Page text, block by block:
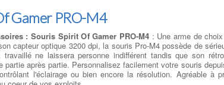
Gamer PRO-M4
: Souris Spirit Of Gamer PRO-M4: Une arme de
capteur optique 3200 dpi, la souris Pro-M4 possède de
ne laissera personne indifférent tandis que son
partie après partie. Personnalisez facilement votre souris
l'éclairage ou bien encore la résolution. Agréable à